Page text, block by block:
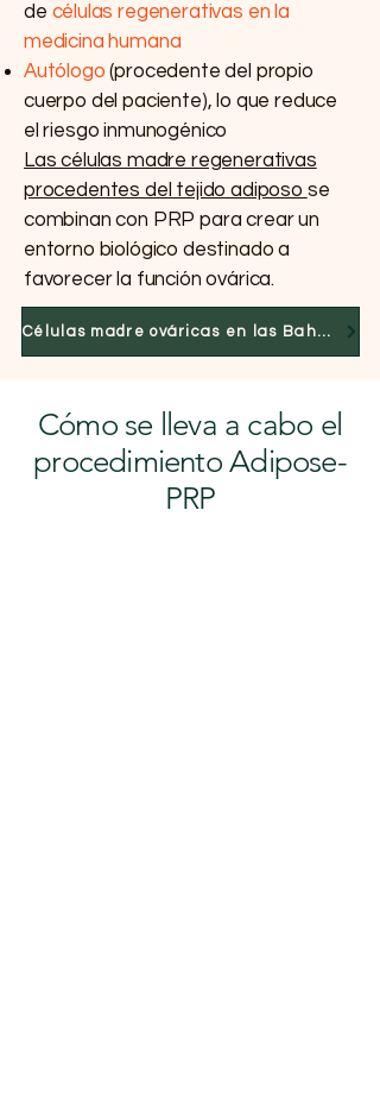
de células regenerativas en la
medicina humana
Autólogo (procedente del propio
cuerpo del paciente), lo que reduce
el riesgo inmunogénico
Las células madre regenerativas
procedentes del tejido adiposo se
combinan con PRP para crear un
entorno biológico destinado a
favorecer la función ovárica.
Células madre ováricas en las Bahamas
Cómo se lleva a cabo el
procedimiento Adipose-
PRP